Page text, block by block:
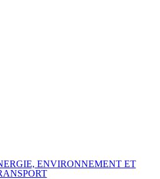
ENVIRONNEMENT ET